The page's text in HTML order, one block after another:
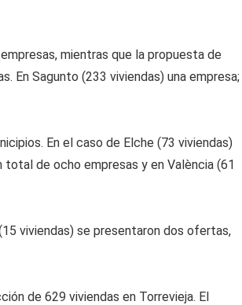
mientras que la propuesta de
En Sagunto (233 viviendas) una empresa;
En el caso de Elche (73 viviendas)
total de ocho empresas y en València (61
viviendas) se presentaron dos ofertas,
de 629 viviendas en Torrevieja. El